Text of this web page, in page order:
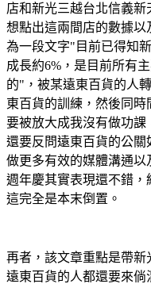
店和新光三越台北信義
想點出這兩間店的數據以
為一段文字" 目前已得知
成長約6% ，是目前所有
的" ，被某遠東百貨的人
東百貨的訓練，然後同
要被放大成我沒有做功
還要反問遠東百貨的公
做更多有效的媒體溝通
週年慶其實表現還不錯，
這完全是本末倒置。
再者，該文章重點是帶新
遠東百貨的人都還要來